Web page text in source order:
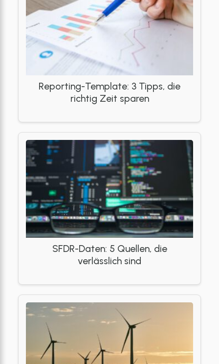
Reporting-Template: 3 Tipps, die
richtig Zeit sparen
SFDR-Daten: 5 Quellen, die
verlässlich sind